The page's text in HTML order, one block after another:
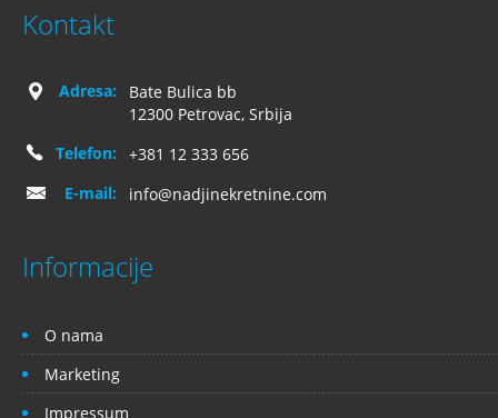
Kontakt
Adresa:
Bate Bulica bb
12300 Petrovac, Srbija
Telefon:
+381 12 333 656
E-mail:
info@nadjinekretnine.com
Informacije
O nama
Marketing
Impressum